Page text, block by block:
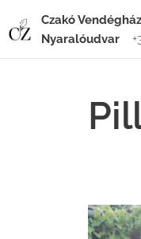
Czakó
Nyaralóudvar